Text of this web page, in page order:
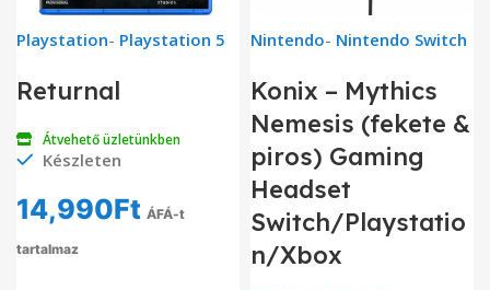
Playstation- Playstation 5
Returnal
Átvehető üzletünkben
Készleten
14,990Ft ÁFÁ-t
tartalmaz
Nintendo- Nintendo Switch
Konix – Mythics
Nemesis (fekete &
piros) Gaming
Headset
Switch/Playstatio
n/Xbox